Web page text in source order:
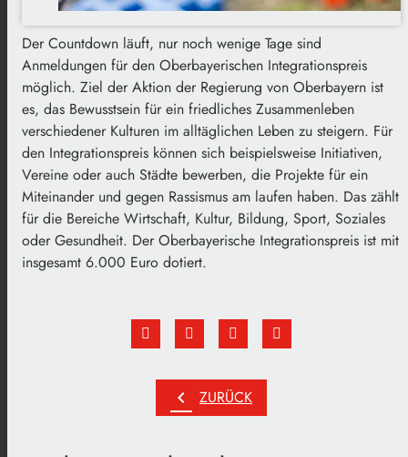
Der Countdown läuft, nur noch wenige Tage sind
Anmeldungen für den Oberbayerischen Integrationspreis
möglich. Ziel der Aktion der Regierung von Oberbayern ist
es, das Bewusstsein für ein friedliches Zusammenleben
verschiedener Kulturen im alltäglichen Leben zu steigern. Für
den Integrationspreis können sich beispielsweise Initiativen,
Vereine oder auch Städte bewerben, die Projekte für ein
Miteinander und gegen Rassismus am laufen haben. Das zählt
für die Bereiche Wirtschaft, Kultur, Bildung, Sport, Soziales
oder Gesundheit. Der Oberbayerische Integrationspreis ist mit
insgesamt 6.000 Euro dotiert.
chevron_left ZURÜCK